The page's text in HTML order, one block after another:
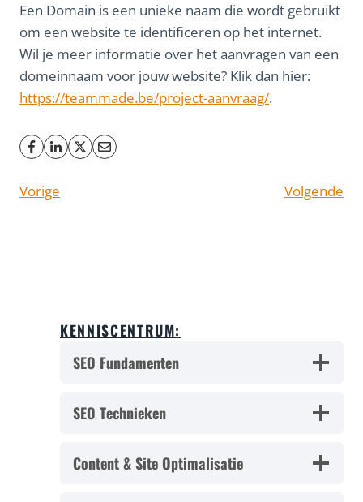
Een Domain is een unieke naam die wordt gebruikt
om een website te identificeren op het internet.
Wil je meer informatie over het aanvragen van een
domeinnaam voor jouw website? Klik dan hier:
https://teammade.be/project-aanvraag/.
Vorige Volgende
KENNISCENTRUM:
SEO Fundamenten
SEO Technieken
Content & Site Optimalisatie